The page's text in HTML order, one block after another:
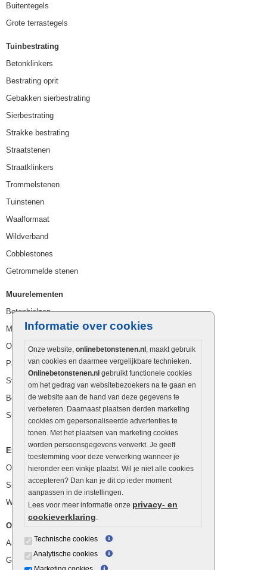
Informatie over cookies
Onze website, onlinebetonstenen.nl , maakt gebruik
van cookies en daarmee vergelijkbare technieken.
Onlinebetonstenen.nl gebruikt functionele cookies
om het gedrag van websitebezoekers na te gaan en
de website aan de hand van deze gegevens te
verbeteren. Daarnaast plaatsen derden marketing
cookies om gepersonaliseerde advertenties te
tonen. Met het plaatsen van marketing cookies
worden persoonsgegevens verwerkt. Je geeft
toestemming voor deze verwerking wanneer je
hieronder een vinkje plaatst. Wil je niet alle cookies
accepteren? Dan kan je dit op ieder moment
aanpassen in de instellingen.
Lees voor meer informatie onze privacy- en
cookieverklaring.
Technische cookies
Analytische cookies
Buitentegels
Grote terrastegels
Tuinbestrating
Betonklinkers
Bestrating oprit
Gebakken sierbestrating
Sierbestrating
Strakke bestrating
Straatstenen
Straatklinkers
Trommelstenen
Tuinstenen
Waalformaat
Wildverband
Cobblestones
Getrommelde stenen
Muurelementen
Betonbielzen
Muurstenen
Opsluitbanden
Palissaden
Stapelblokken
Betonblokken
Stapelstenen
Extra benodigdheden
Ophoogzand
Siergrind en siersplit
Waterafvoer
Overig
Aanbiedingen
Goedkope bestrating